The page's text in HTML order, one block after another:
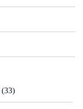
(33)